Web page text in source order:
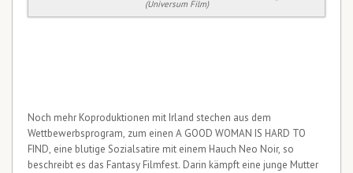
(Universum Film)
Noch mehr Koproduktionen mit Irland stechen aus dem
Wettbewerbsprogram, zum einen A GOOD WOMAN IS HARD TO
FIND, eine blutige Sozialsatire mit einem Hauch Neo Noir, so
beschreibt es das Fantasy Filmfest. Darin kämpft eine junge Mutter